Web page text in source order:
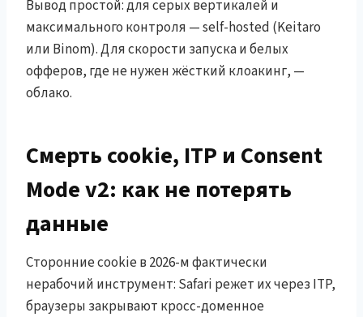
Вывод простой: для серых вертикалей и
максимального контроля — self-hosted (Keitaro
или Binom). Для скорости запуска и белых
офферов, где не нужен жёсткий клоакинг, —
облако.
Смерть cookie, ITP и Consent
Mode v2: как не потерять
данные
Сторонние cookie в 2026-м фактически
нерабочий инструмент: Safari режет их через ITP,
браузеры закрывают кросс-доменное